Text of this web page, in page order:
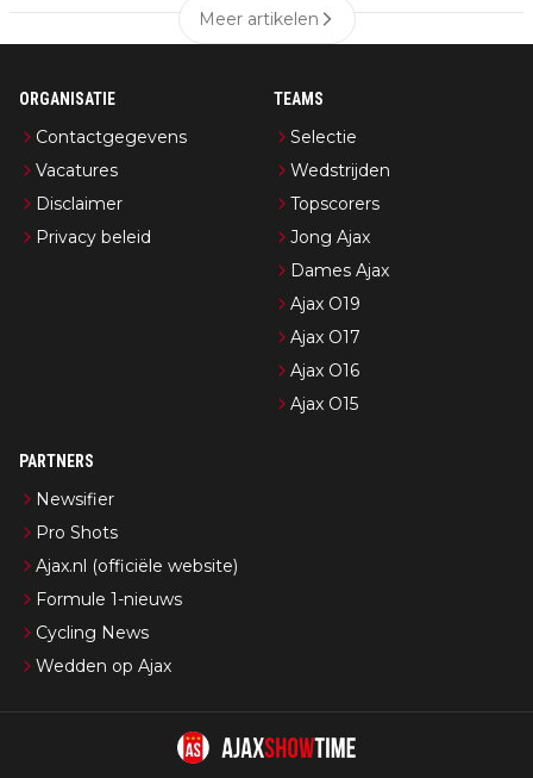
Meer artikelen
ORGANISATIE
Contactgegevens
Vacatures
Disclaimer
Privacy beleid
TEAMS
Selectie
Wedstrijden
Topscorers
Jong Ajax
Dames Ajax
Ajax O19
Ajax O17
Ajax O16
Ajax O15
PARTNERS
Newsifier
Pro Shots
Ajax.nl (officiële website)
Formule 1-nieuws
Cycling News
Wedden op Ajax